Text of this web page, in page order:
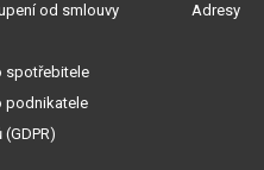
od smlouvy
spotřebitele
podnikatele
Adresy